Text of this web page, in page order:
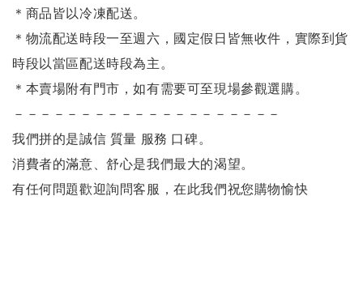
＊商品皆以冷凍配送。
＊物流配送時段一至週六，國定假日皆無收件，實際到貨
時段以當區配送時段為主。
＊本賣場附有門市，如有需要可至現場參觀選購。
－－－－－－－－－－－－－－－－－－－－
我們拼的是誠信 質量 服務 口碑。
消費者的滿意、舒心是我們最大的渴望。
有任何問題歡迎詢問客服，在此我們祝您購物愉快